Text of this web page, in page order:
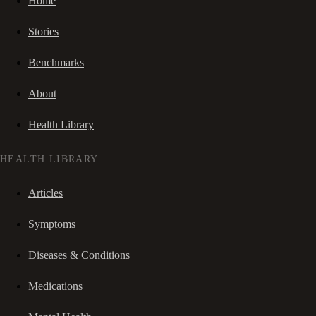
Stories
Benchmarks
About
Health Library
HEALTH LIBRARY
Articles
Symptoms
Diseases & Conditions
Medications